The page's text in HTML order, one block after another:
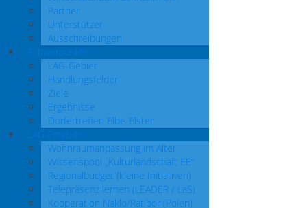
Partner
Unterstützer
Ausschreibungen
Schwerpunkte
LAG-Gebiet
Handlungsfelder
Ziele
Ergebnisse
Dörfertreffen Elbe-Elster
LAG-Projekte
Wohnraumanpassung im Alter
Wissenspool „Kulturlandschaft EE“
Regionalbudget (kleine Initiativen)
Telepräsenz lernen (LEADER / LaS)
Kooperation Naklo/Ratibor (Polen)